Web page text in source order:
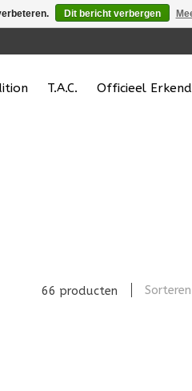
T.A.C. Officieel
66 producten
Dit bericht verbergen